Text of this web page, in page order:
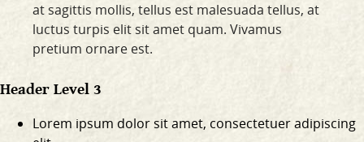
at sagittis mollis, tellus est malesuada tellus, at
luctus turpis elit sit amet quam. Vivamus
pretium ornare est.
Header Level 3
Lorem ipsum dolor sit amet, consectetuer adipiscing